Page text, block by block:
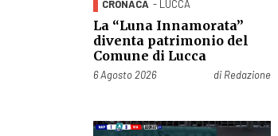
CRONACA - LUCCA
La “Luna Innamorata”
diventa patrimonio del
Comune di Lucca
Pubblicato il
6 Agosto 2026 di Redazione